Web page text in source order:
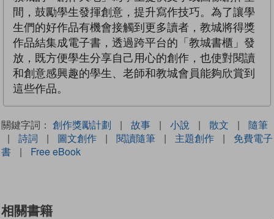
間，鼓勵學生發揮創意，提升寫作技巧。為了讓學
生們的好作品有機會接觸到更多讀者，教城將得獎
作品結集成電子書，透過跨平台的「教城書櫃」發
放，既方便學生分享自己用心的創作，也使對閱讀
和創意感興趣的學生、老師和教城會員能夠欣賞到
這些作品。
關鍵字詞： 創作獎勵計劃 | 故事 | 小說 | 散文 |
隨筆
|
詩詞 | 圖文創作 | 閱讀隨筆 | 主題創作 |
免費電子
書
| Free eBook
相關書籍